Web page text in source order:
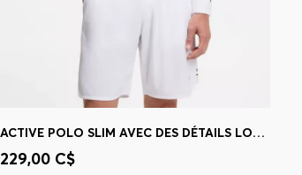
Achat rapide
taille)
ACTIVE POLO SLIM AVEC DES DÉTAILS LOGOTÉS
229,00 C$